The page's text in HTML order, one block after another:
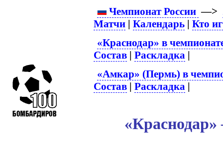
Чемпионат России —>
Матчи |Календарь |Кто
«Краснодар» в
Состав |Раскладка |
«Амкар» (Пермь) в
Состав |Раскладка |